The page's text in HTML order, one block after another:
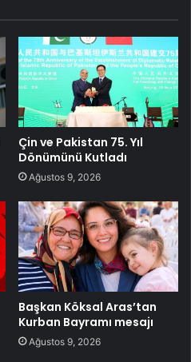
Çin ve Pakistan 75. Yıl
Dönümünü Kutladı
Ağustos 9, 2026
Başkan Köksal Aras’tan
Kurban Bayramı mesajı
Ağustos 9, 2026